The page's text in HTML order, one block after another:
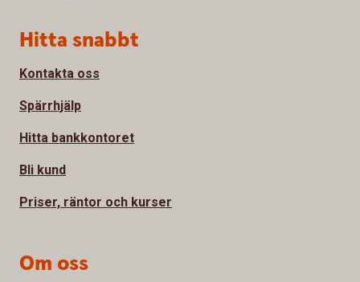
Sidfot
Hitta snabbt
Kontakta oss
Spärrhjälp
Hitta bankkontoret
Bli kund
Priser, räntor och kurser
Om oss